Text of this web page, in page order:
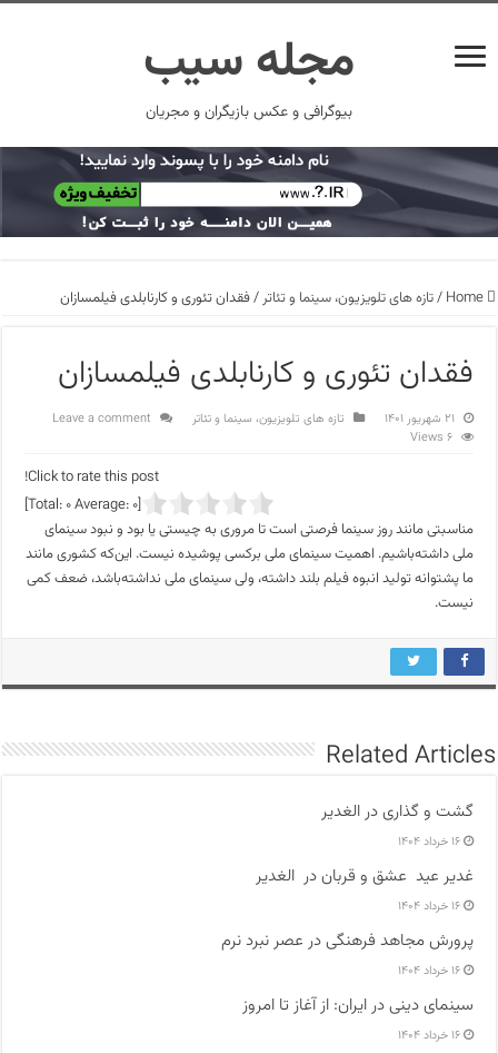
مجله سیب
بیوگرافی و عکس بازیگران و مجریان
Home
/تازه های تلویزیون، سینما و تئاتر /فقدان تئوری و کارنابلدی فیلمسازان
فقدان تئوری و کارنابلدی فیلمسازان
۲۱ شهریور ۱۴۰۱ تازه های تلویزیون، سینما و تئاتر
Leave a comment
6 Views
Click to rate this post!
[Total:
0Average: 0
]
مناسبتی مانند روز سینما فرصتی است تا مروری به چیستی یا بود و نبود سینمای
ملی داشته‌باشیم. اهمیت سینمای ملی برکسی پوشیده نیست. این‌که کشوری مانند
ما پشتوانه تولید انبوه فیلم بلند داشته، ولی سینمای ملی نداشته‌باشد، ضعف کمی
نیست.
Related Articles
گشت و گذاری در الغدیر
۱۶ خرداد ۱۴۰۴
غدیر عید عشق و قربان در الغدیر
۱۶ خرداد ۱۴۰۴
پرورش مجاهد فرهنگی در عصر نبرد نرم
۱۶ خرداد ۱۴۰۴
سینمای دینی در ایران: از آغاز تا امروز
۱۶ خرداد ۱۴۰۴